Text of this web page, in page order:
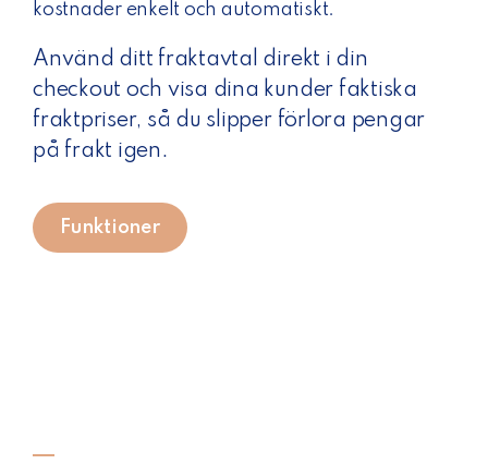
kostnader enkelt och automatiskt.
Använd ditt fraktavtal direkt i din
checkout och visa dina kunder faktiska
fraktpriser, så du slipper förlora pengar
på frakt igen.
Funktioner